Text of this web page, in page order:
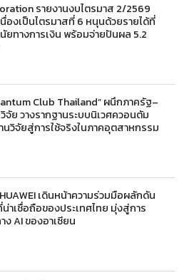
รายงานงบไตรมาส 2/2569
นื่องเป็นไตรมาสที่ 6 หนุนด้วยรายได้ที่
นัยทางการเงิน พร้อมจ่ายปันผล 5.2
Club Thailand” ผนึกภาครัฐ–
จัย วางรากฐานระบบนิเวศควอนตัม
นวิจัยสู่การใช้จริงในภาคอุตสาหกรรม
HUAWEI เดินหน้าความร่วมมือผลักดัน
าเชื่อถือของประเทศไทย มุ่งสู่การ
ง AI ของอาเซียน